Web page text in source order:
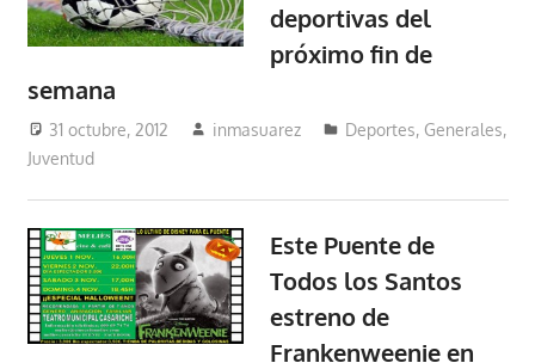
deportivas del
próximo fin de
semana
31 octubre, 2012 inmasuarez Deportes, Generales,
Juventud
Este Puente de
Todos los Santos
estreno de
Frankenweenie en